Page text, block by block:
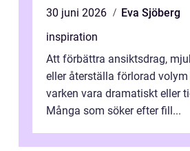
30 juni 2026
Eva Sjöberg
inspiration
Att förbättra ansiktsdrag,
eller återställa förlorad volym
varken vara dramatiskt eller
Många som söker efter fill...